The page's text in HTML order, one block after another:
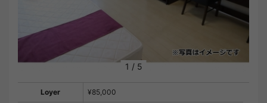
1 / 5
Loyer ¥85,000